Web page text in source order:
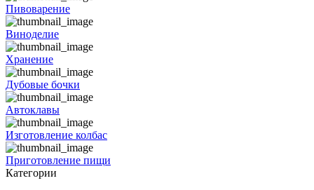
Пивоварение
Виноделие
Хранение
Дубовые бочки
Автоклавы
Изготовление колбас
Приготовление пищи
Категории